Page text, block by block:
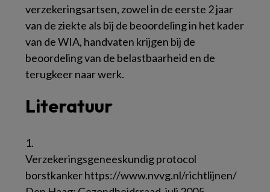
verzekeringsartsen, zowel in de eerste 2 jaar
van de ziekte als bij de beoordeling in het kader
van de WIA, handvaten krijgen bij de
beoordeling van de belastbaarheid en de
terugkeer naar werk.
Literatuur
1.
Verzekeringsgeneeskundig protocol
borstkanker https://www.nvvg.nl/richtlijnen/